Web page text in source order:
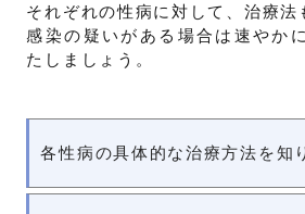
それぞれの性病に対して、治療法
感染の疑いがある場合は速やか
たしましょう。
各性病の具体的な治療方法を知